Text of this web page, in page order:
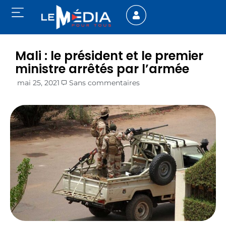
Mali : le président et le premier
ministre arrêtés par l’armée
mai 25, 2021 Sans commentaires